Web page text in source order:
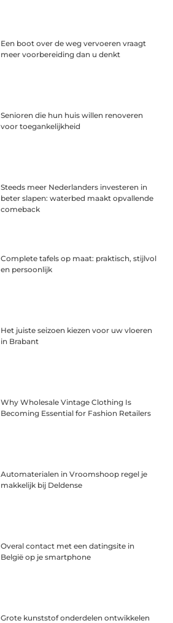
Een boot over de weg vervoeren vraagt
meer voorbereiding dan u denkt
Senioren die hun huis willen renoveren
voor toegankelijkheid
Steeds meer Nederlanders investeren in
beter slapen: waterbed maakt opvallende
comeback
Complete tafels op maat: praktisch, stijlvol
en persoonlijk
Het juiste seizoen kiezen voor uw vloeren
in Brabant
Why Wholesale Vintage Clothing Is
Becoming Essential for Fashion Retailers
Automaterialen in Vroomshoop regel je
makkelijk bij Deldense
Overal contact met een datingsite in
België op je smartphone
Grote kunststof onderdelen ontwikkelen